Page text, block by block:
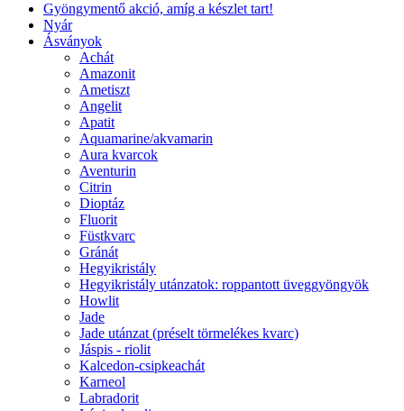
Gyöngymentő akció, amíg a készlet tart!
Nyár
Ásványok
Achát
Amazonit
Ametiszt
Angelit
Apatit
Aquamarine/akvamarin
Aura kvarcok
Aventurin
Citrin
Dioptáz
Fluorit
Füstkvarc
Gránát
Hegyikristály
Hegyikristály utánzatok: roppantott üveggyöngyök
Howlit
Jade
Jade utánzat (préselt törmelékes kvarc)
Jáspis - riolit
Kalcedon-csipkeachát
Karneol
Labradorit